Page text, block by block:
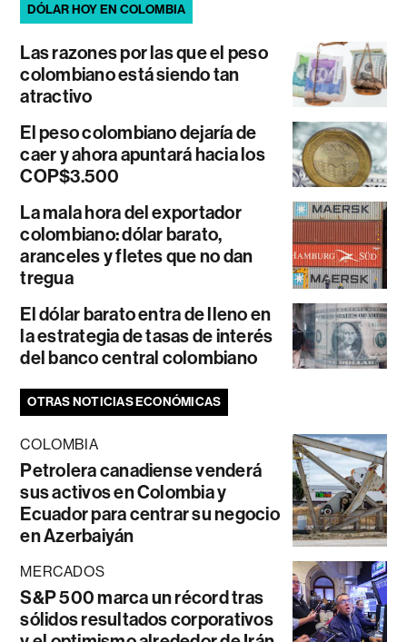
DÓLAR HOY EN COLOMBIA
Las razones por las que el peso
colombiano está siendo tan
atractivo
El peso colombiano dejaría de
caer y ahora apuntará hacia los
COP$3.500
La mala hora del exportador
colombiano: dólar barato,
aranceles y fletes que no dan
tregua
El dólar barato entra de lleno en
la estrategia de tasas de interés
del banco central colombiano
OTRAS NOTICIAS ECONÓMICAS
COLOMBIA
Petrolera canadiense venderá
sus activos en Colombia y
Ecuador para centrar su negocio
en Azerbaiyán
MERCADOS
S&P 500 marca un récord tras
sólidos resultados corporativos